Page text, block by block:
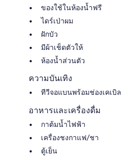
ของใช้ในห้องน้ำฟรี
ไดร์เป่าผม
ฝักบัว
มีผ้าเช็ดตัวให้
ห้องน้ำส่วนตัว
ความบันเทิง
ทีวีจอแบนพร้อมช่องเคเบิล
อาหารและเครื่องดื่ม
กาต้มน้ำไฟฟ้า
เครื่องชงกาแฟ/ชา
ตู้เย็น